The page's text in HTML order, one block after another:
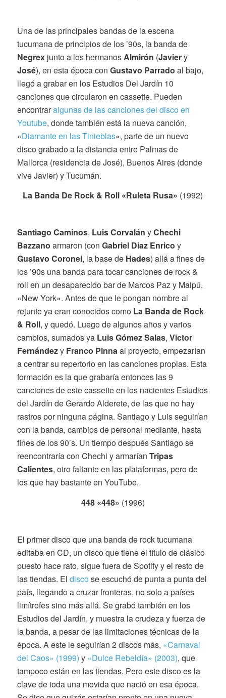
Una de las principales bandas de la escena
tucumana de principios de los ’90s, la banda de
Negrexjunto a los hermanos Almirón (Javiery
José), en esta época con Gustavo Parrado al bajo,
llegó a grabar en los Estudios Del Jardín 10
canciones que circularon en cassette. Pueden
encontraralgunas de las canciones del disco en
Youtube, donde también está la nueva canción,
«Diamante en las Tinieblas«, parte de un nuevo
disco grabado a la distancia entre Palmas de
Mallorca (residencia de José), Buenos Aires (donde
vive Javier) y Tucumán.
La Banda De Rock & Roll «Ruleta Rusa» (1992)
Santiago Caminos, Luis Corvalán yChechi
Bazzano armaron (con Gabriel Diaz Enrico y
Gustavo Coronel, la base de Hades) allá a fines de
los ’90s una banda para tocar canciones de rock &
roll en un desaparecido bar de Marcos Paz y Maipú,
«New York». Antes de que le pongan nombre al
rejunte ya eran conocidos como La Banda de Rock
& Roll, y quedó. Luego de algunos años y varios
cambios, sumados ya Luis Gómez Salas, Victor
Fernándezy Franco Pinnaal proyecto, empezarían
a centrar su repertorio en las canciones propias. Esta
formación es la que grabaría entonces las 9
canciones de este cassette en los nacientes Estudios
del Jardín de Gerardo Alderete, de las que no hay
rastros por ninguna página. Santiago y Luis seguirían
con la banda, cambios de personal mediante, hasta
fines de los 90’s. Un tiempo después Santiago se
reencontraría con Chechi y armarían Tripas
Calientes, otro faltante en las plataformas, pero de
los que hay bastante en YouTube.
448 «448» (1996)
El primer disco que una banda de rock tucumana
editaba en CD, un disco que tiene el título de clásico
puesto hace rato, sigue fuera de Spotify y el resto de
las tiendas. El discose escuchó de punta a punta del
país, llegando a cruzar fronteras, no solo a países
limítrofes sino más allá. Se grabó también en los
Estudios del Jardín, y muestra la crudeza y fuerza de
la banda, a pesar de las limitaciones técnicas de la
época. A este le seguirían 2 discos más, «Carnaval
del Caos» (1999) y «Dulce Rebeldía» (2003), que
tampoco están en las tiendas. Pero este disco es la
clave de toda una movida que nació en esa época.